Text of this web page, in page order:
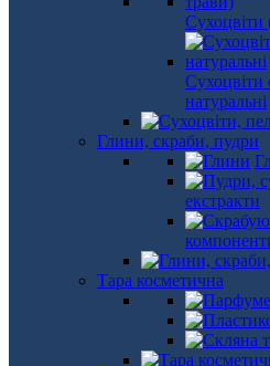
Сухоцвіти
Сухоцвіти
натуральні
Глини, скраби, пудри
екстракти
Тара косметична